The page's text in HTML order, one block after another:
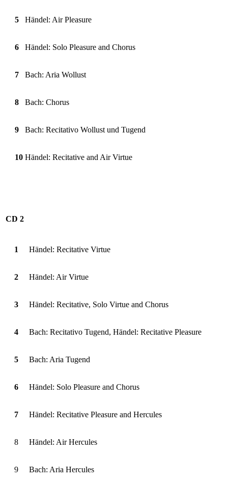
5 Händel: Air Pleasure
6 Händel: Solo Pleasure and Chorus
7 Bach: Aria Wollust
8 Bach: Chorus
9 Bach: Recitativo Wollust und Tugend
10 Händel: Recitative and Air Virtue
CD 2
1 Händel: Recitative Virtue
2 Händel: Air Virtue
3 Händel: Recitative, Solo Virtue and Chorus
4 Bach: Recitativo Tugend, Händel: Recitative Pleasure
5 Bach: Aria Tugend
6 Händel: Solo Pleasure and Chorus
7 Händel: Recitative Pleasure and Hercules
8 Händel: Air Hercules
9 Bach: Aria Hercules